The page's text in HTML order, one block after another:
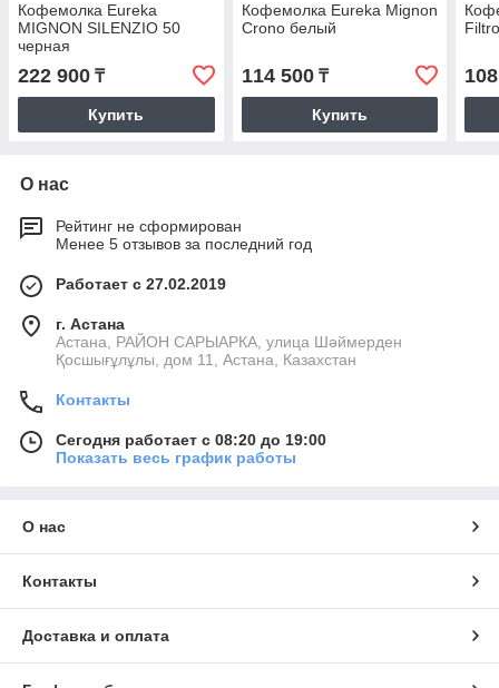
Кофемолка Eureka
MIGNON SILENZIO 50
черная
222 900 ₸
Купить
Кофемолка Eureka Mignon
Crono белый
114 500₸
Купить
О нас
Рейтинг не сформирован
Менее 5 отзывов за последний год
Работает с 27.02.2019
г. Астана
Астана, РАЙОН САРЫАРКА, улица Шәймерден
Қосшығұлұлы, дом 11, Астана, Казахстан
Контакты
Сегодня работает с 08:20 до 19:00
Показать весь график работы
О нас
Контакты
Доставка и оплата